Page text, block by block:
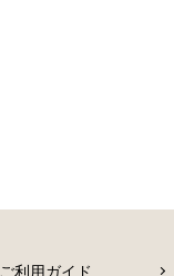
ご利用ガイド